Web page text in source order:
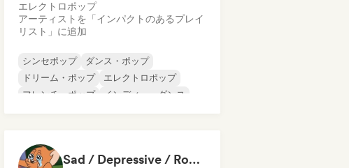
エレクトロポップ
アーティストを「インパクトのあるプレイ
リスト」に追加
シンセポップ
ダンス・ポップ
ドリーム・ポップ
エレクトロポップ
フレンチ・ポップ
インディー・ダンス
Sad / Depressive / Romantic Songs